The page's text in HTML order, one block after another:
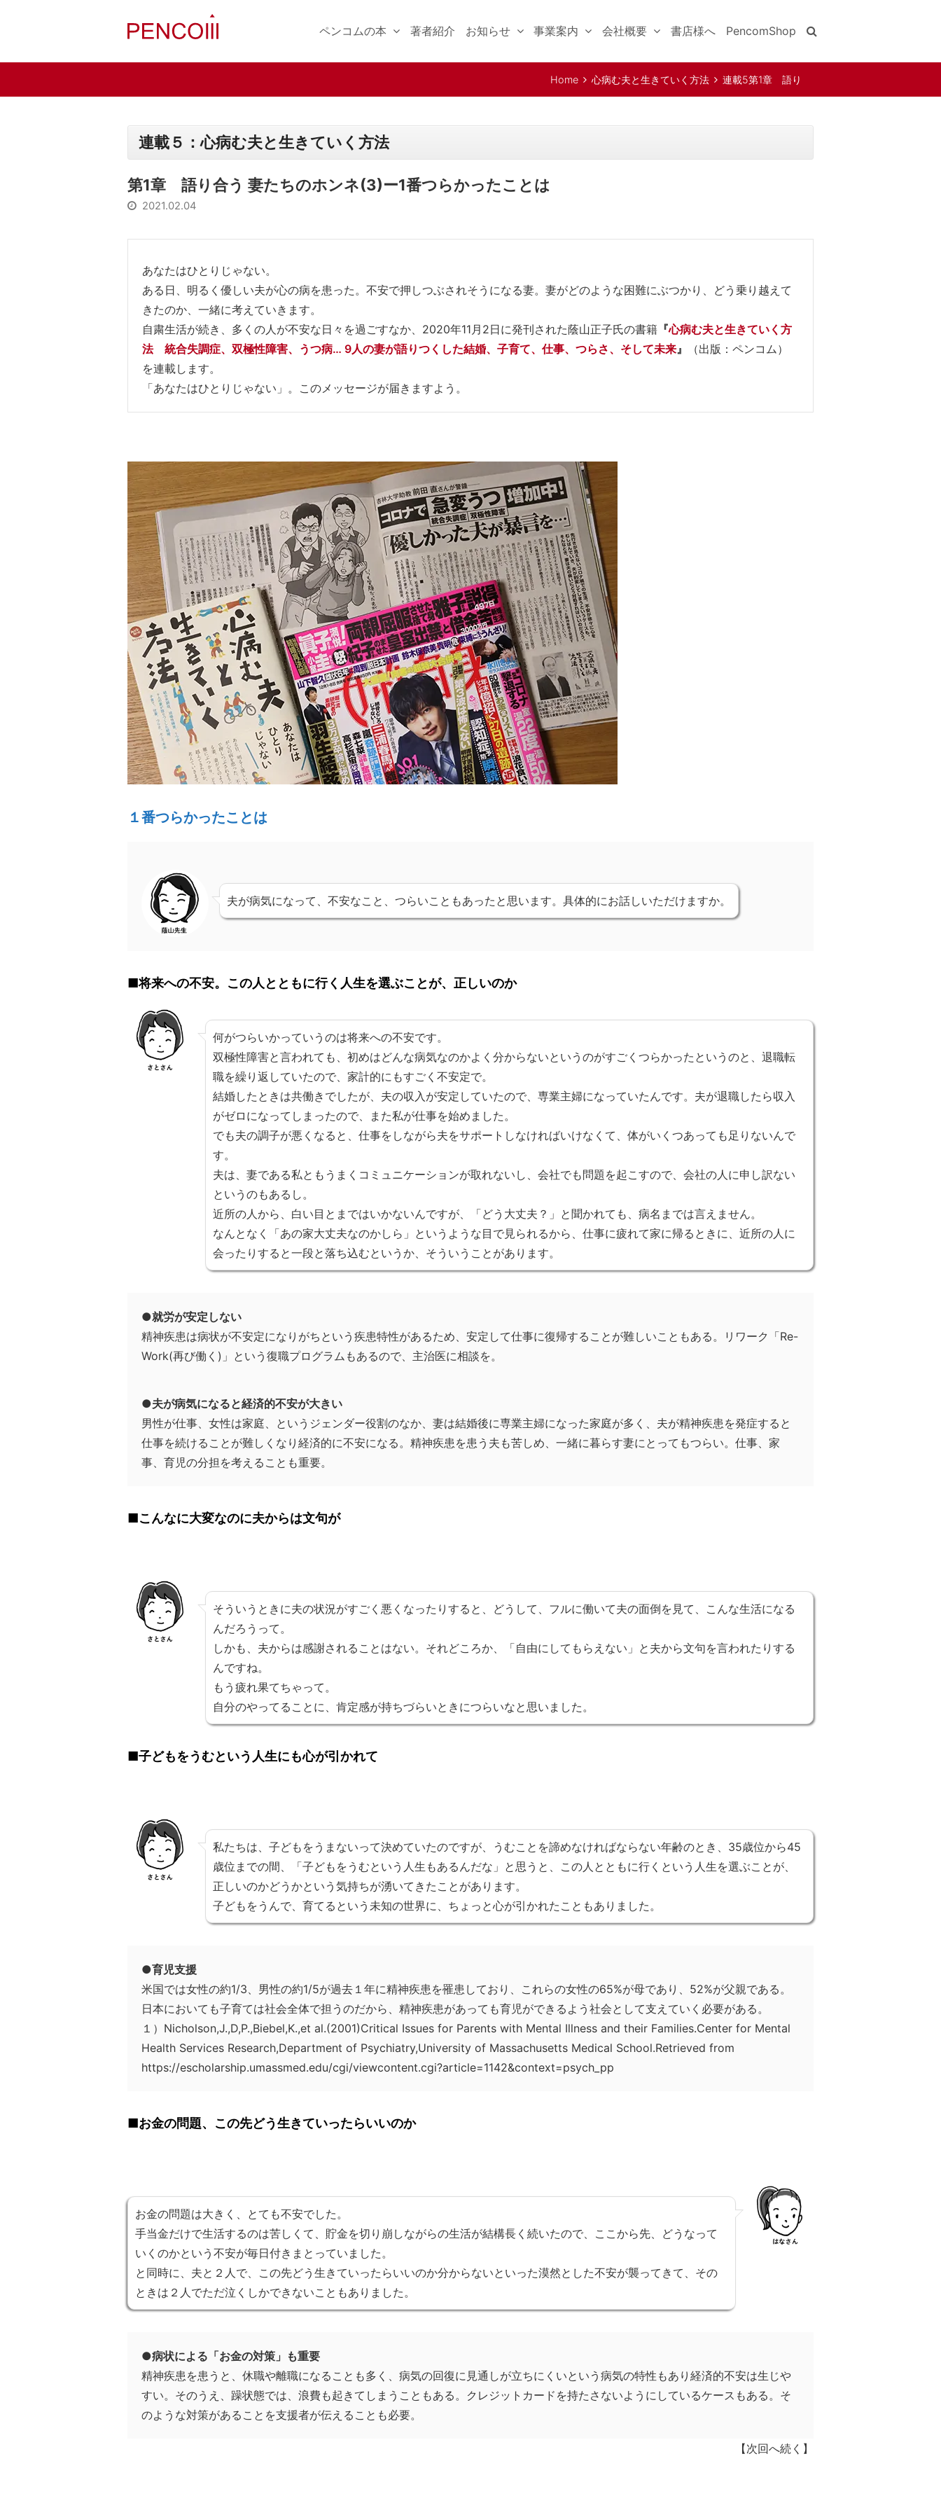
ペンコムの本 著者紹介 お知らせ 事業案内 会社概要 書店様へ PencomShop
Home 心病む夫と生きていく方法
連載5第1章 語り
連載５：心病む夫と生きていく方法
第1章 語り合う 妻たちのホンネ(3)ー1番つらかったことは
2021.02.04
あなたはひとりじゃない。
ある日、明るく優しい夫が心の病を患った。不安で押しつぶされそうになる妻。妻がどのような困難にぶつかり、どう乗り越えて
きたのか、一緒に考えていきます。
自粛生活が続き、多くの人が不安な日々を過ごすなか、2020年11月2日に発刊された蔭山正子氏の書籍 『心病む夫と生きていく方
法 統合失調症、双極性障害、うつ病… 9人の妻が語りつくした結婚、子育て、仕事、つらさ、そして未来』
（出版：ペンコム）
を連載します。
「あなたはひとりじゃない」。このメッセージが届きますよう。
１番つらかったことは
夫が病気になって、不安なこと、つらいこともあったと思います。具体的にお話しいただけますか。
■将来への不安。この人とともに行く人生を選ぶことが、正しいのか
何がつらいかっていうのは将来への不安です。
双極性障害と言われても、初めはどんな病気なのかよく分からないというのがすごくつらかったというのと、退職転
職を繰り返していたので、家計的にもすごく不安定で。
結婚したときは共働きでしたが、夫の収入が安定していたので、専業主婦になっていたんです。夫が退職したら収入
がゼロになってしまったので、また私が仕事を始めました。
でも夫の調子が悪くなると、仕事をしながら夫をサポートしなければいけなくて、体がいくつあっても足りないんで
す。
夫は、妻である私ともうまくコミュニケーションが取れないし、会社でも問題を起こすので、会社の人に申し訳ない
というのもあるし。
近所の人から、白い目とまではいかないんですが、「どう大丈夫？」と聞かれても、病名までは言えません。
なんとなく「あの家大丈夫なのかしら」というような目で見られるから、仕事に疲れて家に帰るときに、近所の人に
会ったりすると一段と落ち込むというか、そういうことがあります。
●就労が安定しない
精神疾患は病状が不安定になりがちという疾患特性があるため、安定して仕事に復帰することが難しいこともある。リワーク「Re-
Work(再び働く)」という復職プログラムもあるので、主治医に相談を。
●夫が病気になると経済的不安が大きい
男性が仕事、女性は家庭、というジェンダー役割のなか、妻は結婚後に専業主婦になった家庭が多く、夫が精神疾患を発症すると
仕事を続けることが難しくなり経済的に不安になる。精神疾患を患う夫も苦しめ、一緒に暮らす妻にとってもつらい。仕事、家
事、育児の分担を考えることも重要。
■こんなに大変なのに夫からは文句が
そういうときに夫の状況がすごく悪くなったりすると、どうして、フルに働いて夫の面倒を見て、こんな生活になる
んだろうって。
しかも、夫からは感謝されることはない。それどころか、「自由にしてもらえない」と夫から文句を言われたりする
んですね。
もう疲れ果てちゃって。
自分のやってることに、肯定感が持ちづらいときにつらいなと思いました。
■子どもをうむという人生にも心が引かれて
私たちは、子どもをうまないって決めていたのですが、うむことを諦めなければならない年齢のとき、35歳位から45
歳位までの間、「子どもをうむという人生もあるんだな」と思うと、この人とともに行くという人生を選ぶことが、
正しいのかどうかという気持ちが湧いてきたことがあります。
子どもをうんで、育てるという未知の世界に、ちょっと心が引かれたこともありました。
●育児支援
米国では女性の約1/3、男性の約1/5が過去１年に精神疾患を罹患しており、これらの女性の65%が母であり、52%が父親である。
日本においても子育ては社会全体で担うのだから、精神疾患があっても育児ができるよう社会として支えていく必要がある。
１）Nicholson,J.,D,P.,Biebel,K.,et al.(2001)Critical Issues for Parents with Mental Illness and their Families.Center for Mental
Health Services Research,Department of Psychiatry,University of Massachusetts Medical School.Retrieved from
https://escholarship.umassmed.edu/cgi/viewcontent.cgi?article=1142&context=psych_pp
■お金の問題、この先どう生きていったらいいのか
お金の問題は大きく、とても不安でした。
手当金だけで生活するのは苦しくて、貯金を切り崩しながらの生活が結構長く続いたので、ここから先、どうなって
いくのかという不安が毎日付きまとっていました。
と同時に、夫と２人で、この先どう生きていったらいいのか分からないといった漠然とした不安が襲ってきて、その
ときは２人でただ泣くしかできないこともありました。
●病状による「お金の対策」も重要
精神疾患を患うと、休職や離職になることも多く、病気の回復に見通しが立ちにくいという病気の特性もあり経済的不安は生じや
すい。そのうえ、躁状態では、浪費も起きてしまうこともある。クレジットカードを持たさないようにしているケースもある。そ
のような対策があることを支援者が伝えることも必要。
【次回へ続く】